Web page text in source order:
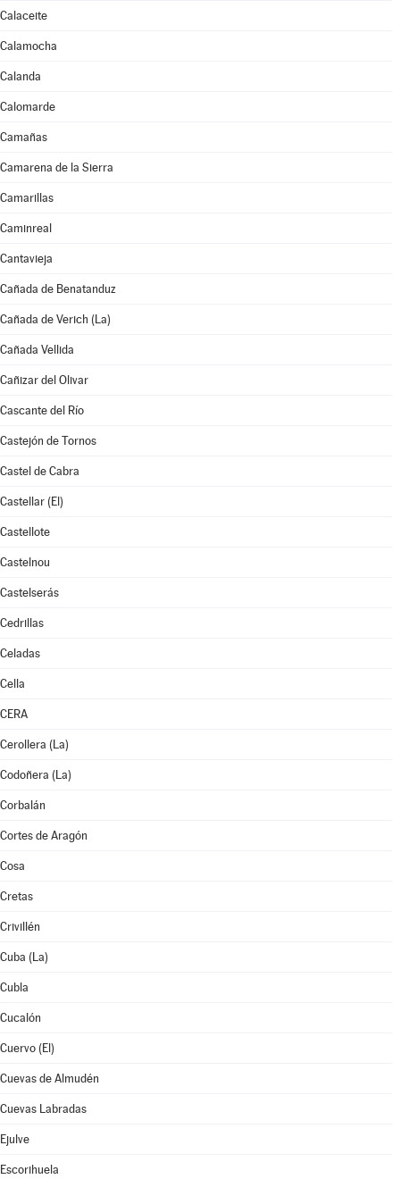
Calaceite
Calamocha
Calanda
Calomarde
Camañas
Camarena de la Sierra
Camarillas
Caminreal
Cantavieja
Cañada de Benatanduz
Cañada de Verich (La)
Cañada Vellida
Cañizar del Olivar
Cascante del Río
Castejón de Tornos
Castel de Cabra
Castellar (El)
Castellote
Castelnou
Castelserás
Cedrillas
Celadas
Cella
CERA
Cerollera (La)
Codoñera (La)
Corbalán
Cortes de Aragón
Cosa
Cretas
Crivillén
Cuba (La)
Cubla
Cucalón
Cuervo (El)
Cuevas de Almudén
Cuevas Labradas
Ejulve
Escorihuela